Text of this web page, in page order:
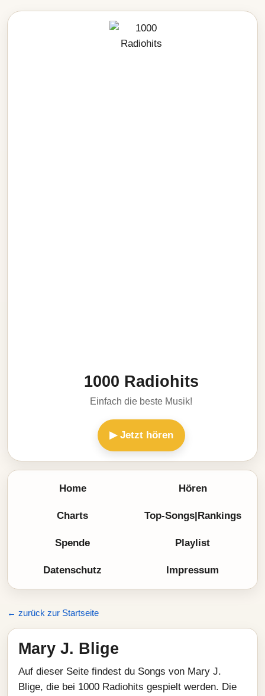
1000 Radiohits
Einfach die beste Musik!
▶ Jetzt hören
Home Hören
Charts Top-Songs|Rankings
Spende Playlist
Datenschutz Impressum
← zurück zur Startseite
Mary J. Blige
Auf dieser Seite findest du Songs von Mary J.
Blige, die bei 1000 Radiohits gespielt werden. Die